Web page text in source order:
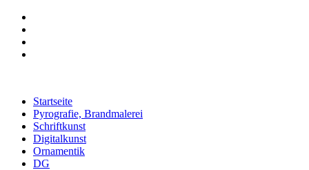
Startseite
Pyrografie, Brandmalerei
Schriftkunst
Digitalkunst
Ornamentik
DG